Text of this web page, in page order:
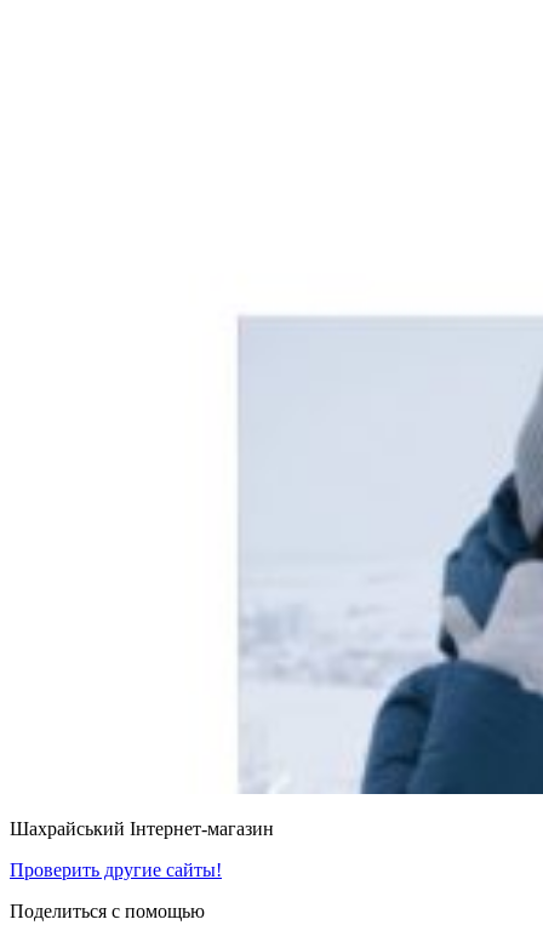
Шахрайський Інтернет-магазин
Проверить другие сайты!
Поделиться с помощью